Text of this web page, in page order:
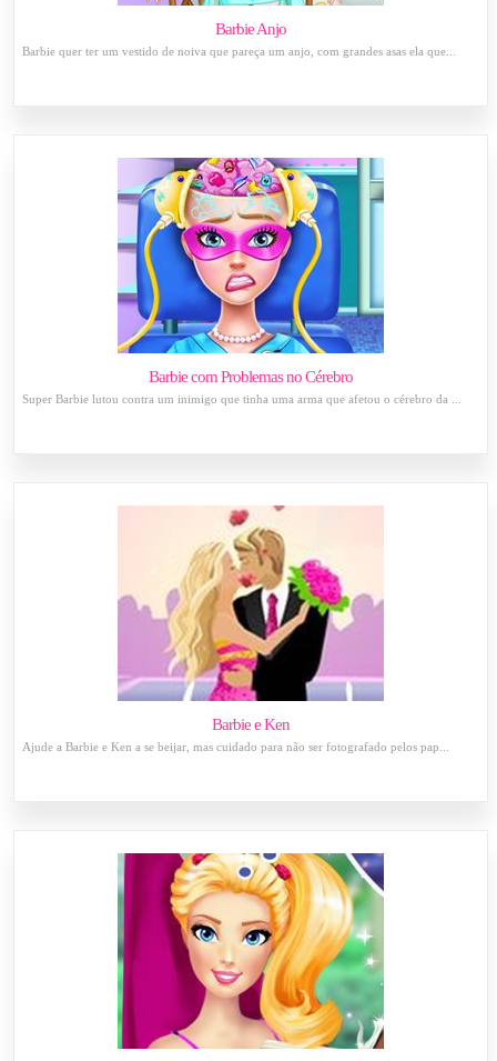
Barbie Anjo
Barbie quer ter um vestido de noiva que pareça um anjo, com grandes asas ela que...
Barbie com Problemas no Cérebro
Super Barbie lutou contra um inimigo que tinha uma arma que afetou o cérebro da ...
Barbie e Ken
Ajude a Barbie e Ken a se beijar, mas cuidado para não ser fotografado pelos pap...